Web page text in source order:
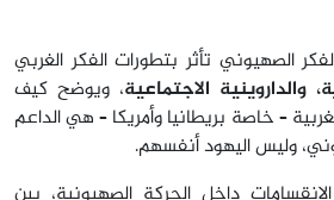
الصهيوني تأثر بتطورات الفكر الغربي
والداروينية الاجتماعية، ويوضح كيف
– خاصة بريطانيا وأمريكا – هي الداعم
وليس اليهود أنفسهم.